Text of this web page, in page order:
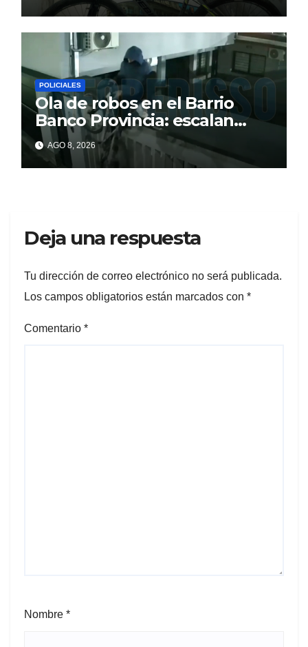
POLICIALES
Ola de robos en el Barrio
Banco Provincia: escalan
paredes en la noche y nadie
responde
AGO 8, 2026
Deja una respuesta
Tu dirección de correo electrónico no será publicada.
Los campos obligatorios están marcados con *
Comentario *
Nombre *